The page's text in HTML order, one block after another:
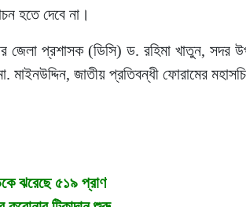
হতে দেবে না।
জেলা প্রশাসক (ডিসি) ড. রহিমা খাতুন, সদর
মাইনউদ্দিন, জাতীয় প্রতিবন্ধী ফোরামের
ঝরেছে ৫১৯ প্রাণ